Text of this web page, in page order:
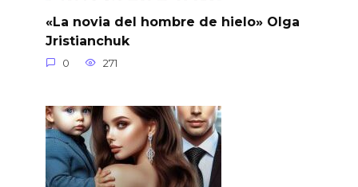
«La novia del hombre de hielo» Olga
Jristianchuk
0 271